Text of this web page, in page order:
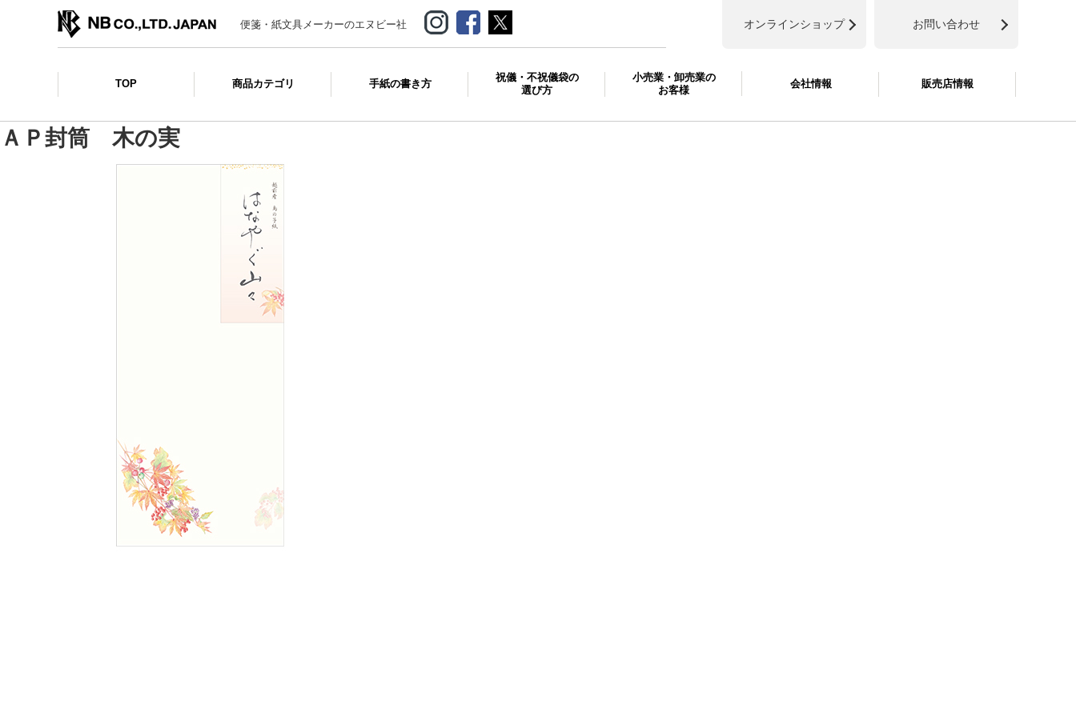
便箋・紙文具メーカーのエヌビー社 お問い合わせ
オンラインショップ
TOP 商品カテゴリ 手紙の書き方
祝儀・不祝儀袋の
選び方
小売業・卸売業の
お客様
会社情報 販売店情報
ＡＰ封筒 木の実